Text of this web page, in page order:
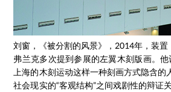
刘窗，《被分割的风景》，2014年，装置
弗兰克多次提到参展的左翼木刻版画。
上海的木刻运动这样一种刻画方式隐含的
社会现实的“客观结构”之间戏剧性的辩证